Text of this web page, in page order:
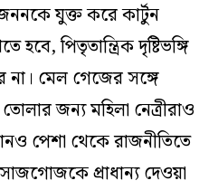
যুক্ত করে কার্টুন
পিতৃতান্ত্রিক দৃষ্টিভঙ্গি
মেল গেজের সঙ্গে
জন্য মহিলা নেত্রীরাও
পেশা থেকে রাজনীতিতে
প্রাধান্য দেওয়া